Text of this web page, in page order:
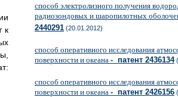
к
способ электролизного получения
радиозондовых и шаропилотных
2440291 (20.01.2012)
способ оперативного исследования
поверхности и океана - патент 2436134
способ оперативного исследования
поверхности и океана - патент 2426156